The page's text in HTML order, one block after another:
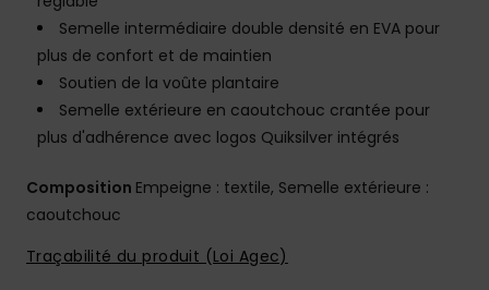
Semelle intermédiaire double densité en EVA pour
plus de confort et de maintien
Soutien de la voûte plantaire
Semelle extérieure en caoutchouc crantée pour
plus d'adhérence avec logos Quiksilver intégrés
Composition Empeigne : textile, Semelle extérieure :
caoutchouc
Traçabilité du produit (Loi Agec)